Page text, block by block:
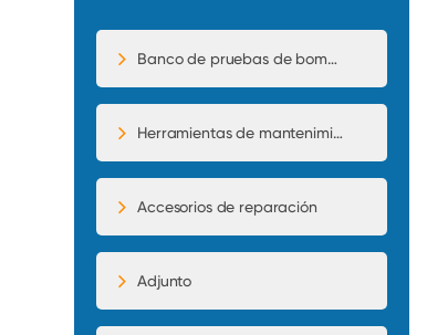
Banco de pruebas de bomba de inyección
Herramientas de mantenimiento
Accesorios de reparación
Adjunto